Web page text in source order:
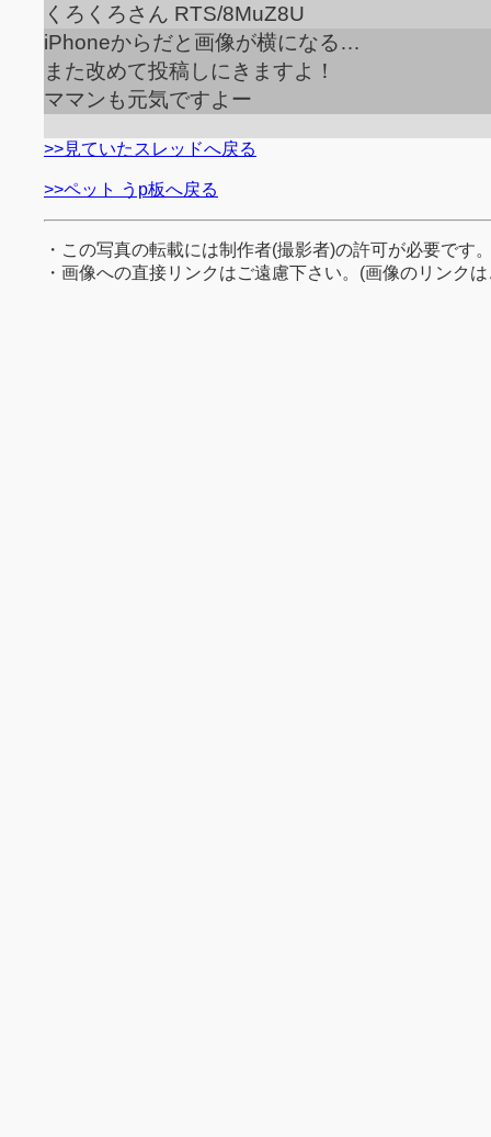
くろくろさん RTS/8MuZ8U
iPhoneからだと画像が横になる…
また改めて投稿しにきますよ！
ママンも元気ですよー
>>見ていたスレッドへ戻る
>>ペット うp板へ戻る
・この写真の転載には制作者(撮影者)の許可が必要です
・画像への直接リンクはご遠慮下さい。(画像のリンク